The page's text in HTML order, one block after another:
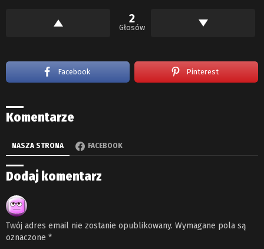
2
Głosów
Facebook Pinterest
Komentarze
NASZA STRONA FACEBOOK
Dodaj komentarz
Twój adres email nie zostanie opublikowany. Wymagane pola są
oznaczone *